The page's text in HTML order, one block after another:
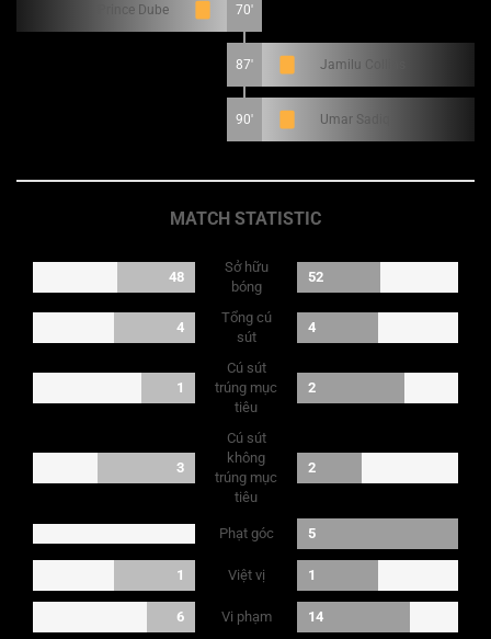
Prince Dube 70'
87' Jamilu Collins
90' Umar Sadiq
MATCH STATISTIC
48
Sở hữu
bóng
52
4
Tổng cú
sút
4
1
Cú sút
trúng mục
tiêu
2
3
Cú sút
không
trúng mục
tiêu
2
Phạt góc 5
1 Việt vị 1
6 Vi phạm 14